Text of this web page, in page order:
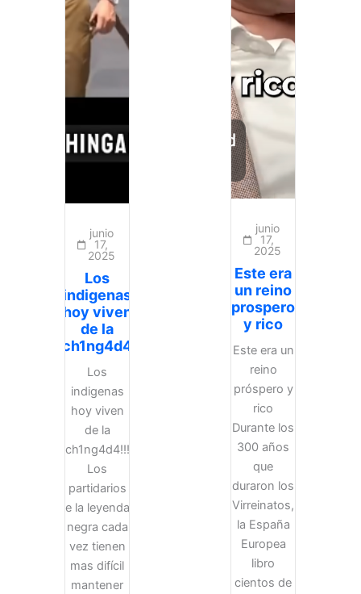
junio
17,
2025
Este era
un reino
prospero
y rico
Este era un
reino
próspero y
rico
Durante los
300 años
que
duraron los
Virreinatos,
la España
Europea
libro
cientos de
junio
17,
2025
Los
indigenas
hoy viven
de la
ch1ng4d4
Los
indigenas
hoy viven
de la
ch1ng4d4!!!
Los
partidarios
e la leyenda
negra cada
vez tienen
mas difícil
mantener